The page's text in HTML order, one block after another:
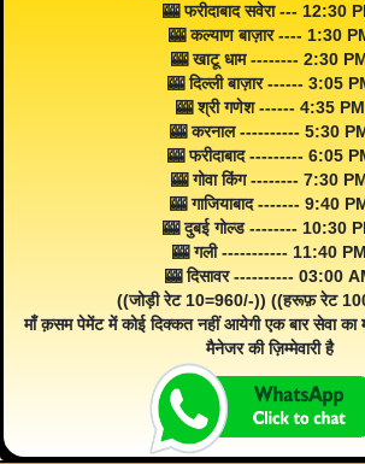
🎰 फरीदाबाद सवेरा --- 12:30
🎰 कल्याण बाज़ार ---- 1:30
🎰 खाटू धाम -------- 2:30
🎰 दिल्ली बाज़ार ------ 3:05
🎰 श्री गणेश ------ 4:35 PM
🎰 करनाल ---------- 5:30
🎰 फरीदाबाद --------- 6:05
🎰 गोवा किंग -------- 7:30
🎰 गाजियाबाद ------- 9:40
🎰 दुबई गोल्ड -------- 10:30
🎰 गली ----------- 11:40 PM
🎰 दिसावर ---------- 03:00
((जोड़ी रेट 10=960/-)) ((हरूफ़ रेट
माँ क़सम पेमेंट में कोई दिक्कत नहीं आयेगी एक बार सेवा
मैनेजर की ज़िम्मेवारी है